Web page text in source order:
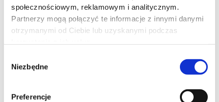
społecznościowym, reklamowym i analitycznym.
Partnerzy mogą połączyć te informacje z innymi danymi
otrzymanymi od Ciebie lub uzyskanymi podczas
zgody
Niezbędne
Preferencje
Odyseja